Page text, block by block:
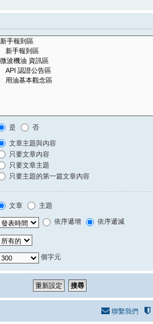
是 否
文章主題與內容
只要文章內容
只要文章主題
只要主題的第一篇文章內容
文章 主題
依序遞增 依序遞減
個字元
聯繫我們